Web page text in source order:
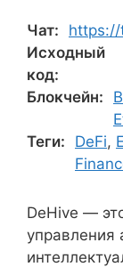
Чат:
https://
Исходный
код:
Блокчейн:
Теги:
DeFi,
DeHive —
управления